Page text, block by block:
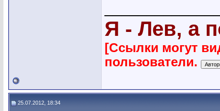
Я - Лев, а
[Ссылки могут
пользователи.
25.07.2012, 18:34